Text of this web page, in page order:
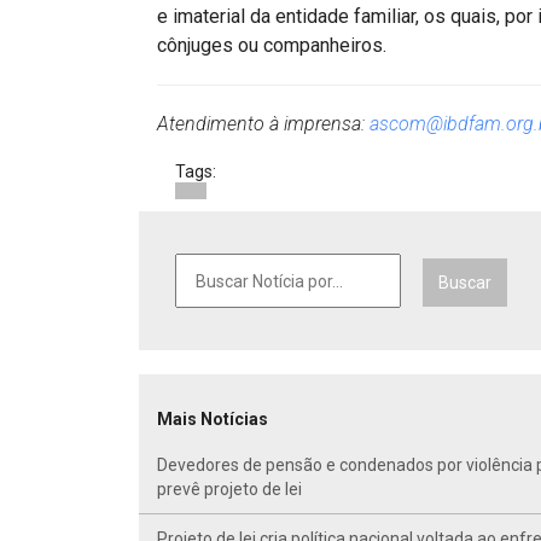
e imaterial da entidade familiar, os quais,
cônjuges ou companheiros.
Atendimento à imprensa:
Tags:
Buscar
Mais Notícias
Devedores de pensão e condenados por
prevê projeto de lei